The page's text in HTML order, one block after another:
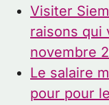
Visiter
raisons qui
novembre
Le salaire
pour pour